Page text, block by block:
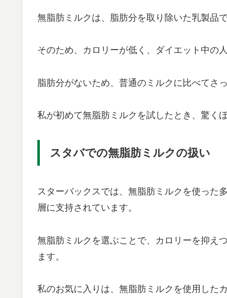
無脂肪ミルクは、脂肪分を取り除いた乳製品で
そのため、カロリーが低く、ダイエット中の
脂肪分がないため、普通のミルクに比べてさ
私が初めて無脂肪ミルクを試したとき、驚く
スタバでの無脂肪ミルクの扱い
スターバックスでは、無脂肪ミルクを使った
層に支持されています。
無脂肪ミルクを選ぶことで、カロリーを抑え
ます。
私のお気に入りは、無脂肪ミルクを使用した